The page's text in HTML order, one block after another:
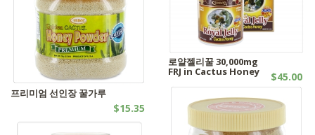
로얄젤리꿀 30,000mg
FRJ in Cactus Honey $45.00
꿀제품
프리미엄 선인장 꿀가루
$15.35
꿀가루